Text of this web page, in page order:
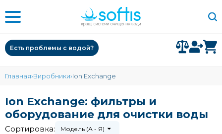
Есть проблемы с водой?
Главная Виробники Ion Exchange
Ion Exchange: фильтры и
оборудование для очистки воды
Сортировка: Модель (А - Я)